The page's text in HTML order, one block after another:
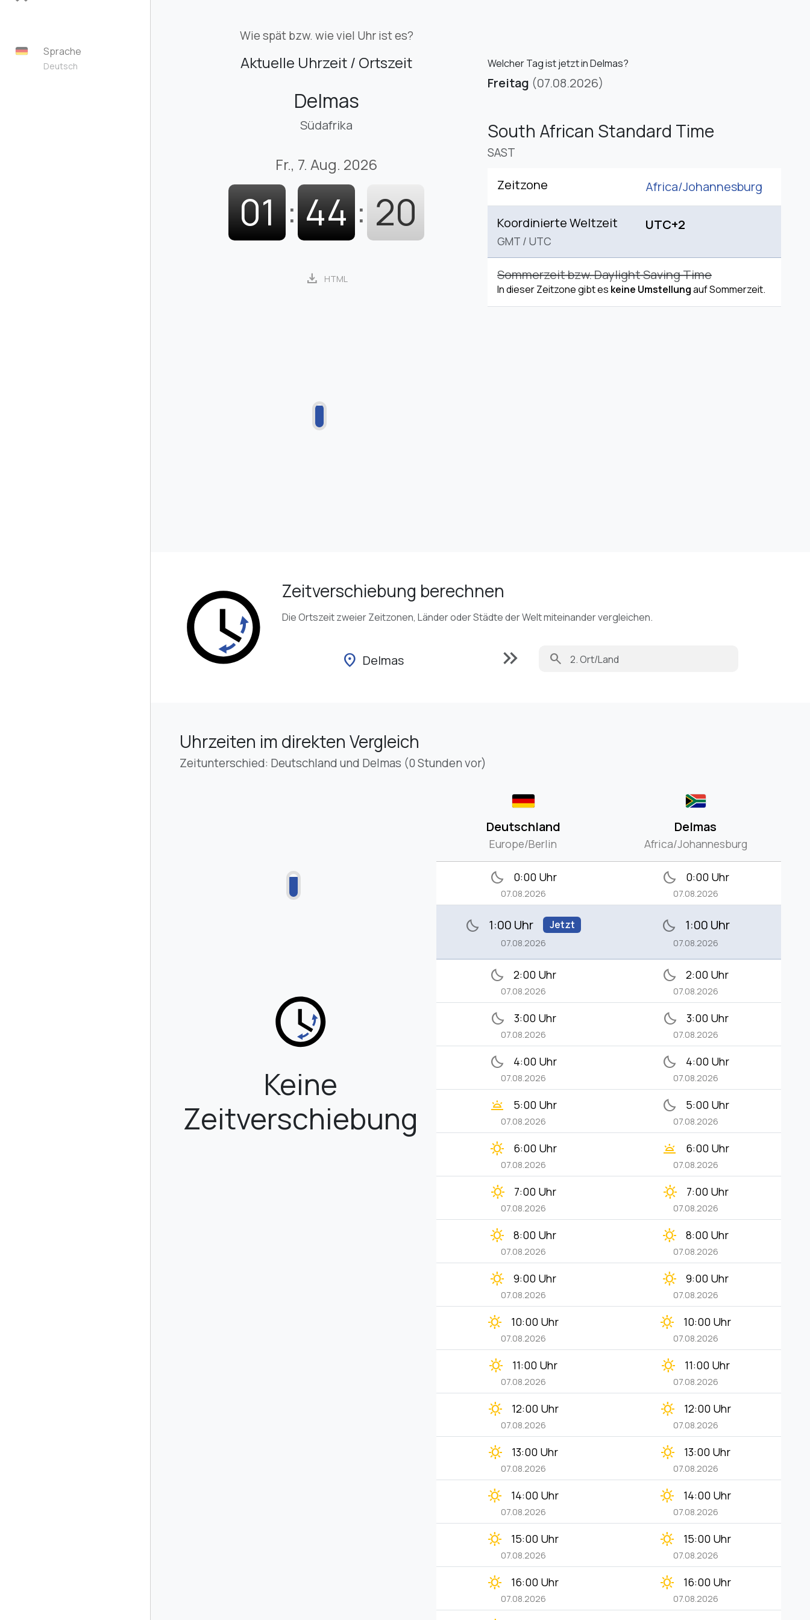
Sprache
Deutsch
Wie spät bzw. wie viel Uhr ist es?
Aktuelle Uhrzeit / Ortszeit
Delmas
Südafrika
Fr., 7. Aug. 2026
01 : 44 : 21
download HTML
Welcher Tag ist jetzt in Delmas?
Freitag (07.08.2026)
South African Standard Time
SAST
Zeitzone Africa/Johannesburg
Koordinierte Weltzeit
GMT / UTC
UTC+2
Sommerzeit bzw. Daylight Saving Time
In dieser Zeitzone gibt es keine Umstellungauf Sommerzeit.
Zeitverschiebung berechnen
Die Ortszeit zweier Zeitzonen, Länder oder Städte der Welt miteinander vergleichen.
location_on Delmas keyboard_double_arrow_right search
Uhrzeiten im direkten Vergleich
Zeitunterschied: Deutschland und Delmas (0 Stunden vor)
Keine
Zeitverschiebung
Deutschland
Europe/Berlin
Delmas
Africa/Johannesburg
bedtime 0:00 Uhr
07.08.2026
bedtime 0:00 Uhr
07.08.2026
bedtime 1:00 Uhr Jetzt
07.08.2026
bedtime 1:00 Uhr
07.08.2026
bedtime 2:00 Uhr
07.08.2026
bedtime 2:00 Uhr
07.08.2026
bedtime 3:00 Uhr
07.08.2026
bedtime 3:00 Uhr
07.08.2026
bedtime 4:00 Uhr
07.08.2026
bedtime 4:00 Uhr
07.08.2026
wb_twilight 5:00 Uhr
07.08.2026
bedtime 5:00 Uhr
07.08.2026
clear_day 6:00 Uhr
07.08.2026
wb_twilight 6:00 Uhr
07.08.2026
clear_day 7:00 Uhr
07.08.2026
clear_day 7:00 Uhr
07.08.2026
clear_day 8:00 Uhr
07.08.2026
clear_day 8:00 Uhr
07.08.2026
clear_day 9:00 Uhr
07.08.2026
clear_day 9:00 Uhr
07.08.2026
clear_day 10:00 Uhr
07.08.2026
clear_day 10:00 Uhr
07.08.2026
clear_day 11:00 Uhr
07.08.2026
clear_day 11:00 Uhr
07.08.2026
clear_day 12:00 Uhr
07.08.2026
clear_day 12:00 Uhr
07.08.2026
clear_day 13:00 Uhr
07.08.2026
clear_day 13:00 Uhr
07.08.2026
clear_day 14:00 Uhr
07.08.2026
clear_day 14:00 Uhr
07.08.2026
clear_day 15:00 Uhr
07.08.2026
clear_day 15:00 Uhr
07.08.2026
clear_day 16:00 Uhr
07.08.2026
clear_day 16:00 Uhr
07.08.2026